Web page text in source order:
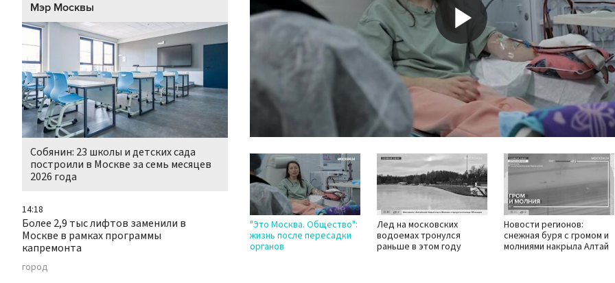
Мэр Москвы
Собянин: 23 школы и детских сада
построили в Москве за семь месяцев
2026 года
14:18
Более 2,9 тыс лифтов заменили в
Москве в рамках программы
капремонта
город
Play
Video
"Это Москва. Общество":
жизнь после пересадки
органов
Лед на московских
водоемах тронулся
раньше в этом году
Новости регионов:
снежная буря с громом и
молниями накрыла Алтай